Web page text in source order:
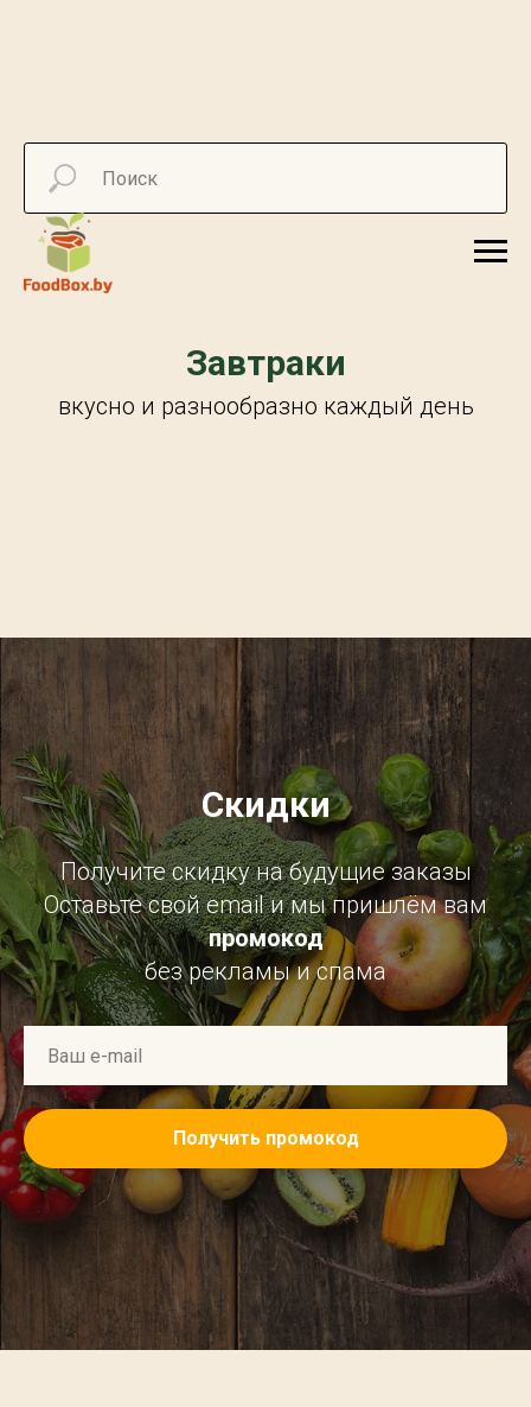
Завтраки
вкусно и разнообразно каждый день
Скидки
Получите скидку на будущие заказы
Оставьте свой email и мы пришлём вам
промокод
без рекламы и спама
Получить промокод